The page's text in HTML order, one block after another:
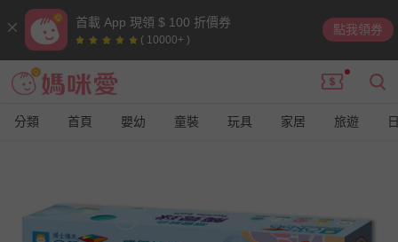
首載 App 現領 $ 100 折價券
( 10000+ )
點我領券
分類 首頁 嬰幼 童裝 玩具 家居 旅遊